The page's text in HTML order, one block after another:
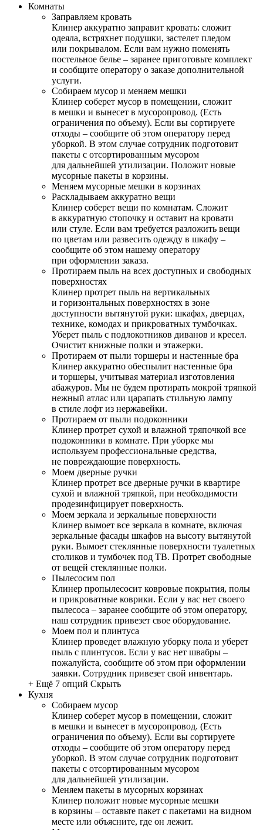
Комнаты
Заправляем кровать
Клинер аккуратно заправит кровать: сложит
одеяла, встряхнет подушки, застелет пледом
или покрывалом. Если вам нужно поменять
постельное белье – заранее приготовьте комплект
и сообщите оператору о заказе дополнительной
услуги.
Собираем мусор и меняем мешки
Клинер соберет мусор в помещении, сложит
в мешки и вынесет в мусоропровод. (Есть
ограничения по объему). Если вы сортируете
отходы – сообщите об этом оператору перед
уборкой. В этом случае сотрудник подготовит
пакеты с отсортированным мусором
для дальнейшей утилизации. Положит новые
мусорные пакеты в корзины.
Меняем мусорные мешки в корзинах
Раскладываем аккуратно вещи
Клинер соберет вещи по комнатам. Сложит
в аккуратную стопочку и оставит на кровати
или стуле. Если вам требуется разложить вещи
по цветам или развесить одежду в шкафу –
сообщите об этом нашему оператору
при оформлении заказа.
Протираем пыль на всех доступных и свободных
поверхностях
Клинер протрет пыль на вертикальных
и горизонтальных поверхностях в зоне
доступности вытянутой руки: шкафах, дверцах,
технике, комодах и прикроватных тумбочках.
Уберет пыль с подлокотников диванов и кресел.
Очистит книжные полки и этажерки.
Протираем от пыли торшеры и настенные бра
Клинер аккуратно обеспылит настенные бра
и торшеры, учитывая материал изготовления
абажуров. Мы не будем протирать мокрой тряпкой
нежный атлас или царапать стильную лампу
в стиле лофт из нержавейки.
Протираем от пыли подоконники
Клинер протрет сухой и влажной тряпочкой все
подоконники в комнате. При уборке мы
используем профессиональные средства,
не повреждающие поверхность.
Моем дверные ручки
Клинер протрет все дверные ручки в квартире
сухой и влажной тряпкой, при необходимости
продезинфицирует поверхность.
Моем зеркала и зеркальные поверхности
Клинер вымоет все зеркала в комнате, включая
зеркальные фасады шкафов на высоту вытянутой
руки. Вымоет стеклянные поверхности туалетных
столиков и тумбочек под ТВ. Протрет свободные
от вещей стеклянные полки.
Пылесосим пол
Клинер пропылесосит ковровые покрытия, полы
и прикроватные коврики. Если у вас нет своего
пылесоса – заранее сообщите об этом оператору,
наш сотрудник привезет свое оборудование.
Моем пол и плинтуса
Клинер проведет влажную уборку пола и уберет
пыль с плинтусов. Если у вас нет швабры –
пожалуйста, сообщите об этом при оформлении
заявки. Сотрудник привезет свой инвентарь.
+ Ещё 7 опций Скрыть
Кухня
Собираем мусор
Клинер соберет мусор в помещении, сложит
в мешки и вынесет в мусоропровод. (Есть
ограничения по объему). Если вы сортируете
отходы – сообщите об этом оператору перед
уборкой. В этом случае сотрудник подготовит
пакеты с отсортированным мусором
для дальнейшей утилизации.
Меняем пакеты в мусорных корзинах
Клинер положит новые мусорные мешки
в корзины – оставьте пакет с пакетами на видном
месте или объясните, где он лежит.